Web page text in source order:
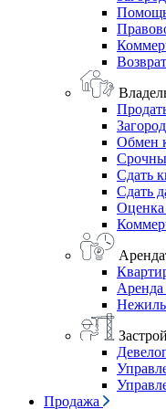
Обмен
Сдать
Сдать
Аренда
Продажа